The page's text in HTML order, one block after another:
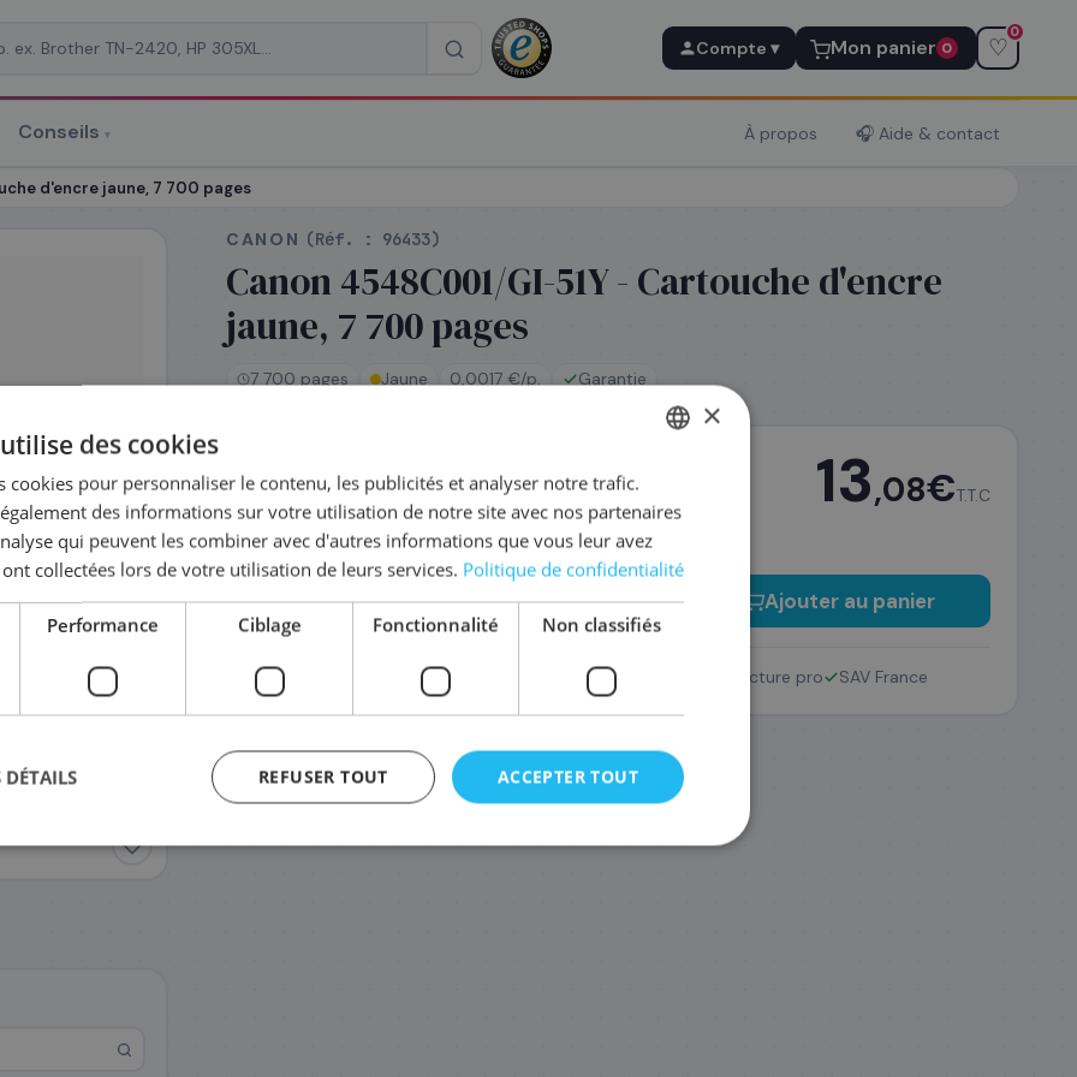
Compte ▾ Mon panier 0 ♡
0
Conseils ▾ À propos 🎧 Aide & contact
d'encre jaune, 7 700 pages
CANON (Réf. : 96433)
Canon 4548C001/GI-51Y - Cartouche d'encre
jaune, 7 700 pages
7 700 pages Jaune 0,0017 €/p. Garantie
Expédié le jour même —
commandez avant 14h
Coût par impression :0,0017 €
13,08€T.T.C
− + Ajouter au panier
Retour 14 jours Facture pro SAV France
ENGLISH
×
des cookies
cookies pour personnaliser le contenu, les publicités et analyser notre trafic.
des informations sur votre utilisation de notre site avec nos partenaires
qui peuvent les combiner avec d'autres informations que vous leur avez
collectées lors de votre utilisation de leurs services. Politique de confidentialité
Performance Ciblage Fonctionnalité Non classifiés
ACCEPTER TOUT
REFUSER TOUT
DÉTAILS